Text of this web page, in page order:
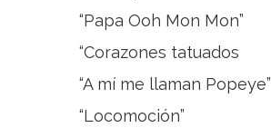
“Papa Ooh Mon Mon”
“Corazones tatuados
“A mí me llaman Popeye”
“Locomoción”